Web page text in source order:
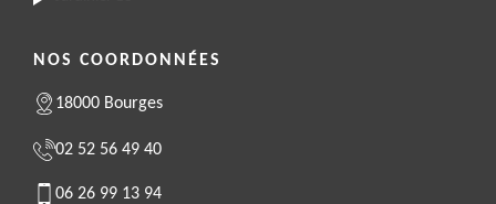
NOS COORDONNÉES
18000 Bourges
02 52 56 49 40
06 26 99 13 94